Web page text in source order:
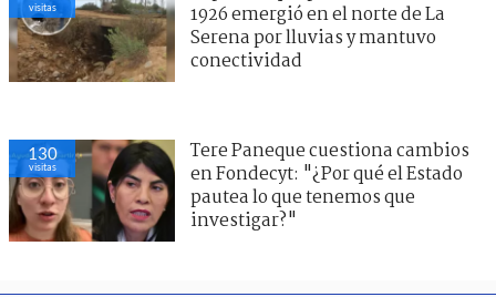
visitas
1926 emergió en el norte de La
Serena por lluvias y mantuvo
conectividad
130
visitas
Tere Paneque cuestiona cambios
en Fondecyt: "¿Por qué el Estado
pautea lo que tenemos que
investigar?"